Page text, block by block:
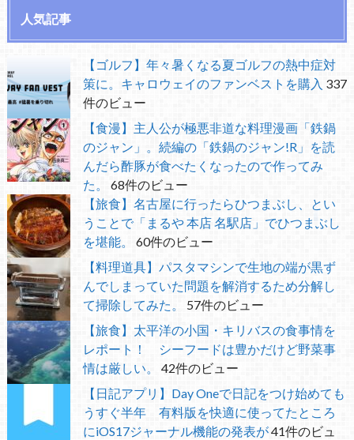
人気記事
【ゴルフ】年々暑くなる夏ゴルフの熱中症対
策に。キャロウェイのファンベストを購入 337
件のビュー
【食漫】主人公が極悪非道な料理漫画「鉄鍋
のジャン」。続編の「鉄鍋のジャン!R」を読
んだら酢豚が食べたくなったので作ってみ
た。
68件のビュー
【旅食】名古屋に行ったらひつまぶし、とい
うことで「まるや 本店 名駅店」でひつまぶし
を堪能。
60件のビュー
【料理道具】パスタマシンで生地の端が黒ず
んでしまっていた問題を解消するため分解し
て掃除してみた。
57件のビュー
【旅食】太平洋の小国・キリバスの食事情を
レポート！ シーフードは豊かだけど野菜事
情は厳しい。
42件のビュー
【日記アプリ】Day Oneで日記をつけ始めても
うすぐ半年 有料版を快適に使ってたところ
にiOS17ジャーナル機能の発表が41件のビュ